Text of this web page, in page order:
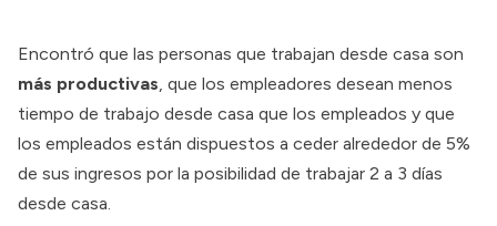
Encontró que las personas que trabajan desde casa son
más productivas, que los empleadores desean menos
tiempo de trabajo desde casa que los empleados y que
los empleados están dispuestos a ceder alrededor de 5%
de sus ingresos por la posibilidad de trabajar 2 a 3 días
desde casa.